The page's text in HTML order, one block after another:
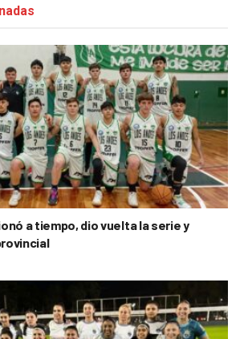
a tiempo, dio vuelta la serie y